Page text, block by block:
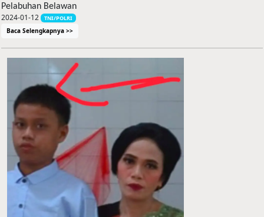
Pelabuhan Belawan
2024-01-12 TNI/POLRI
Baca Selengkapnya >>